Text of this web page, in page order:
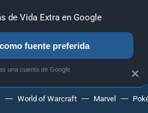
PC SONY NINTENDO
World of Warcraft Marvel
×
de Vida Extra en Google
fuente preferida
una cuenta de Google